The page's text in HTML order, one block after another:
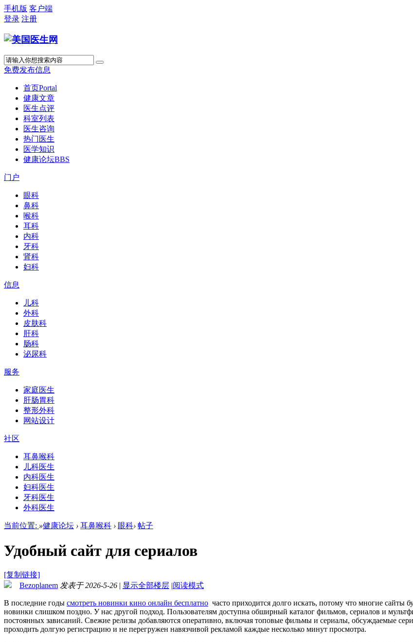
手机版 客户端
登录 注册
免费发布信息
首页Portal
健康文章
医生点评
科室列表
医生咨询
热门医生
医学知识
健康论坛BBS
门户
眼科
鼻科
喉科
耳科
内科
牙科
肾科
妇科
信息
儿科
外科
皮肤科
肝科
肠科
泌尿科
服务
家庭医生
肝肠胃科
整形外科
网站设计
社区
耳鼻喉科
儿科医生
内科医生
妇科医生
牙科医生
外科医生
当前位置: »健康论坛 › 耳鼻喉科 › 眼科› 帖子
Удобный сайт для сериалов
[复制链接]
Bezoplanem 发表于 2026-5-26 | 显示全部楼层 |阅读模式
В последние годы смотреть новинки кино онлайн бесплатно часто приходится долго искать, потому что многие сайты
новинки слишком поздно. У нас другой подход. Пользователям доступна обширный каталог фильмов, сериалов и
постоянных зависаний. Свежие релизы добавляются оперативно, включая топовые фильмы и сериалы, обсуждаемые
проходить долгую регистрацию и не перегружен навязчивой рекламой каждые несколько минут просмотра.